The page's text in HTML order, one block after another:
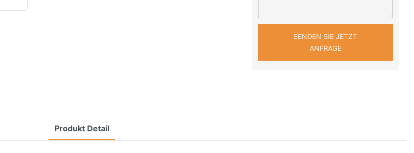
SENDEN SIE JETZT
ANFRAGE
Produkt Detail